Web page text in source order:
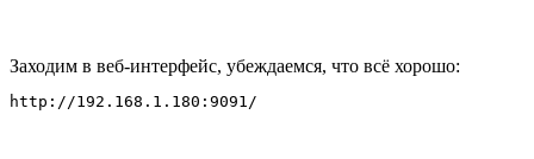
Заходим в веб-интерфейс, убеждаемся, что всё хорошо:
http://192.168.1.180:9091/